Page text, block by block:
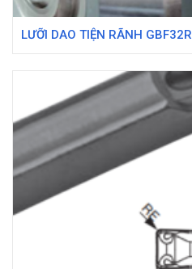
LƯỠI DAO TIỆN RÃNH GBF32R